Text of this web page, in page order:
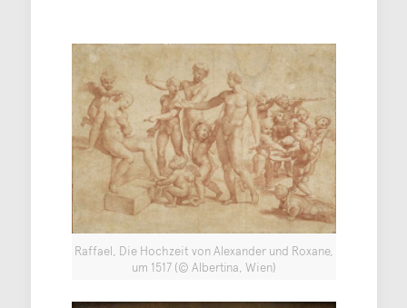
Raffael, Die Hochzeit von Alexander und Roxane,
um 1517 (© Albertina, Wien)